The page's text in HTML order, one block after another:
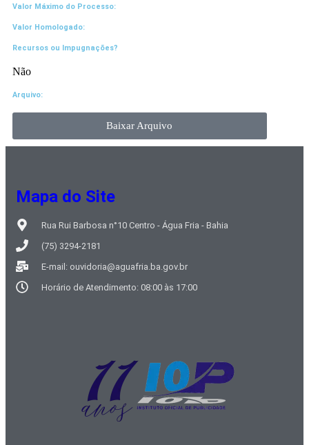
Valor Máximo do Processo: ​
Valor Homologado: ​
Recursos ou Impugnações? ​
Não
Arquivo:
Baixar Arquivo
Mapa do Site
Rua Rui Barbosa n°10 Centro - Água Fria - Bahia
(75) 3294-2181
E-mail: ouvidoria@aguafria.ba.gov.br
Horário de Atendimento: 08:00 às 17:00